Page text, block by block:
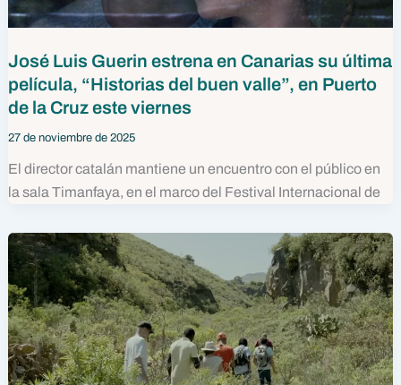
José Luis Guerin estrena en Canarias su última
película, “Historias del buen valle”, en Puerto
de la Cruz este viernes
27 de noviembre de 2025
El director catalán mantiene un encuentro con el público en
la sala Timanfaya, en el marco del Festival Internacional de